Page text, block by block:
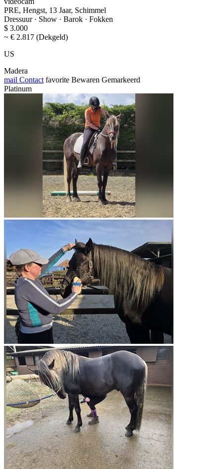
PRE, Hengst, 13 Jaar, Schimmel
Dressuur · Show · Barok · Fokken
$ 3.000
~ € 2.817 (Dekgeld)
US
Madera
mail Contact favorite Bewaren Gemarkeerd
Platinum